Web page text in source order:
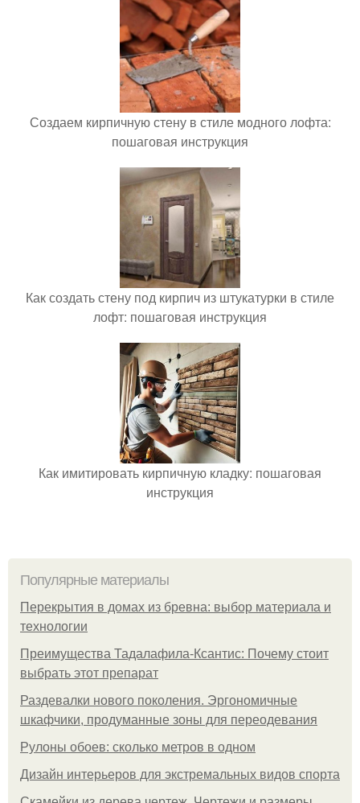
Создаем кирпичную стену в стиле модного лофта:
пошаговая инструкция
Как создать стену под кирпич из штукатурки в стиле
лофт: пошаговая инструкция
Как имитировать кирпичную кладку: пошаговая
инструкция
Популярные материалы
Перекрытия в домах из бревна: выбор материала и
технологии
Преимущества Тадалафила-Ксантис: Почему стоит
выбрать этот препарат
Раздевалки нового поколения. Эргономичные
шкафчики, продуманные зоны для переодевания
Рулоны обоев: сколько метров в одном
Дизайн интерьеров для экстремальных видов спорта